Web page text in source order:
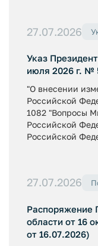
27.07.2026
Указ
июля 2026 г. №
"О внесении
Российской
1082 "Вопросы
Российской
Российской
27.07.2026
Распоряжение
области от 16
от 16.07.2026)